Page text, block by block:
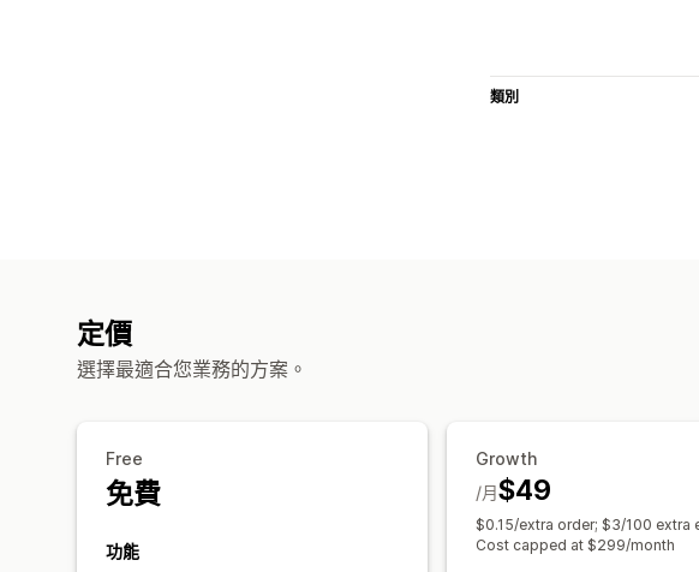
類別
定價
選擇最適合您業務的方案。
Free
免費
功能
Growth
$49
/月
$0.15/extra order; $3/100 extra
Cost capped at $299/month